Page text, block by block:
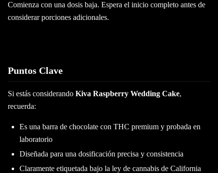
Comienza con una dosis baja. Espera el inicio completo antes de
considerar porciones adicionales.
Puntos Clave
Si estás considerando Kiva Raspberry Wedding Cake,
recuerda:
Es una barra de chocolate con THC premium y probada en
laboratorio
Diseñada para una dosificación precisa y consistencia
Claramente etiquetada bajo la ley de cannabis de California